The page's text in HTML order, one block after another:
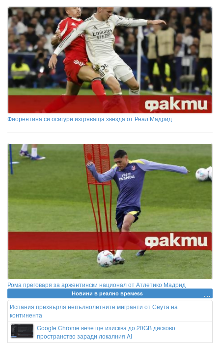
Фиорентина си осигури изгряваща звезда от Реал Мадрид
Рома преговаря за аржентински национал от Атлетико Мадрид
Новини в реално времеss
Испания прехвърля непълнолетните мигранти от Сеута на
континента
Google Chrome вече ще изисква до 20GB дисково
пространство заради локалния AI